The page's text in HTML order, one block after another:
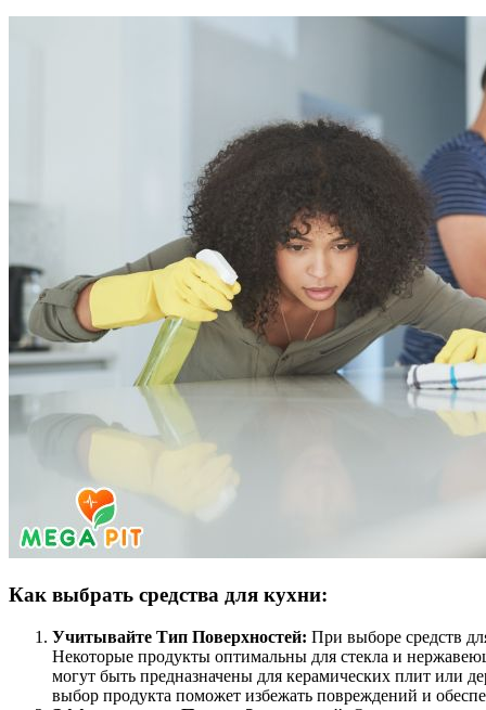
Как выбрать средства для кухни:
Учитывайте Тип Поверхностей: При выборе средств
Некоторые продукты оптимальны для стекла и
могут быть предназначены для керамических плит или
выбор продукта поможет избежать повреждений и